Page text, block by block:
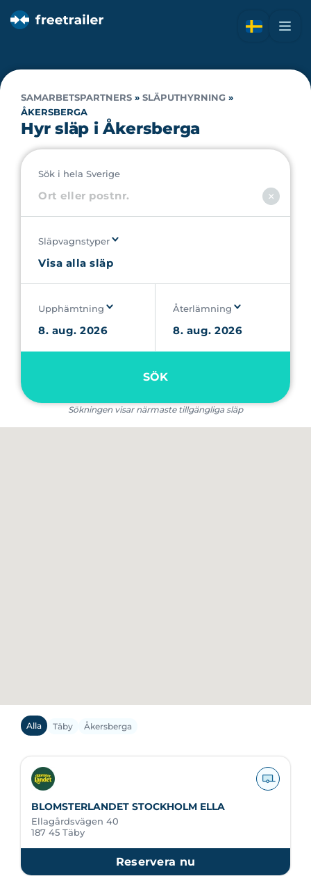
SAMARBETSPARTNERS » SLÄPUTHYRNING »
ÅKERSBERGA
Hyr släp i Åkersberga
Sök i hela Sverige
Släpvagnstyper
Upphämtning Återlämning
SÖK
Sökningen visar närmaste tillgängliga släp
Alla Täby Åkersberga
BLOMSTERLANDET STOCKHOLM ELLA
Ellagårdsvägen 40
187 45 Täby
Reservera nu